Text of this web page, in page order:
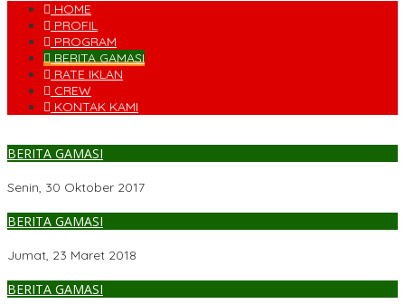
HOME
PROFIL
PROGRAM
BERITA GAMASI
RATE IKLAN
CREW
KONTAK KAMI
BERITA GAMASI
Senin, 30 Oktober 2017
BERITA GAMASI
Jumat, 23 Maret 2018
BERITA GAMASI